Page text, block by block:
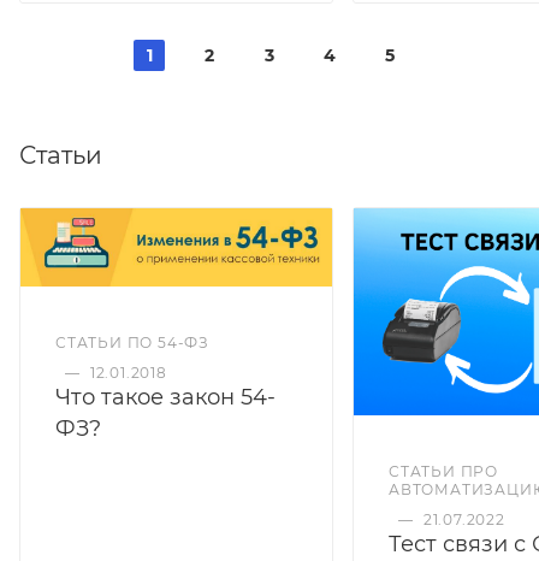
1 2 3 4 5
Статьи
СТАТЬИ ПО 54-ФЗ
— 12.01.2018
Что такое закон 54-
ФЗ?
СТАТЬИ ПРО
— 21.07.2022
Тест связи